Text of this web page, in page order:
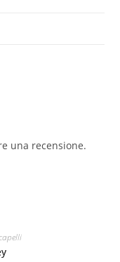
una recensione.